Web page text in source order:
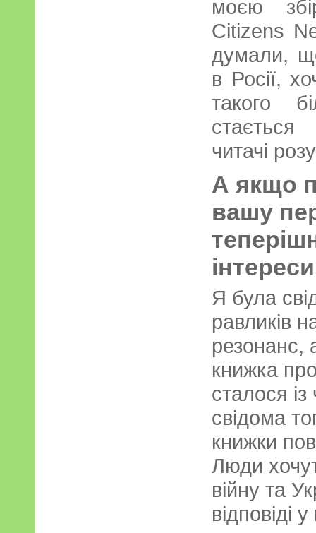
моєю
Citizens
думали,
в Росії,
такого
читачі
А якщо
вашу
Я була
равликів
резонанс,
книжка
сталося
свідома
книжки
Люди
війну та
відповіді у